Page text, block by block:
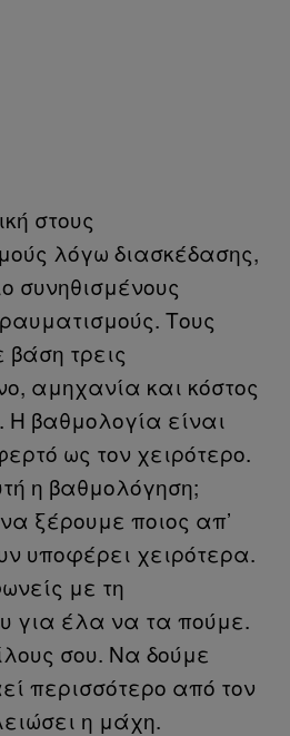
στους
λόγω διασκέδασης,
συνηθισμένους
Τους
τρεις
αμηχανία και κόστος
βαθμολογία είναι
ως τον χειρότερο.
η βαθμολόγηση;
ξέρουμε ποιος απ’
υποφέρει χειρότερα.
με τη
για έλα να τα πούμε.
σου. Να δούμε
περισσότερο από τον
η μάχη.